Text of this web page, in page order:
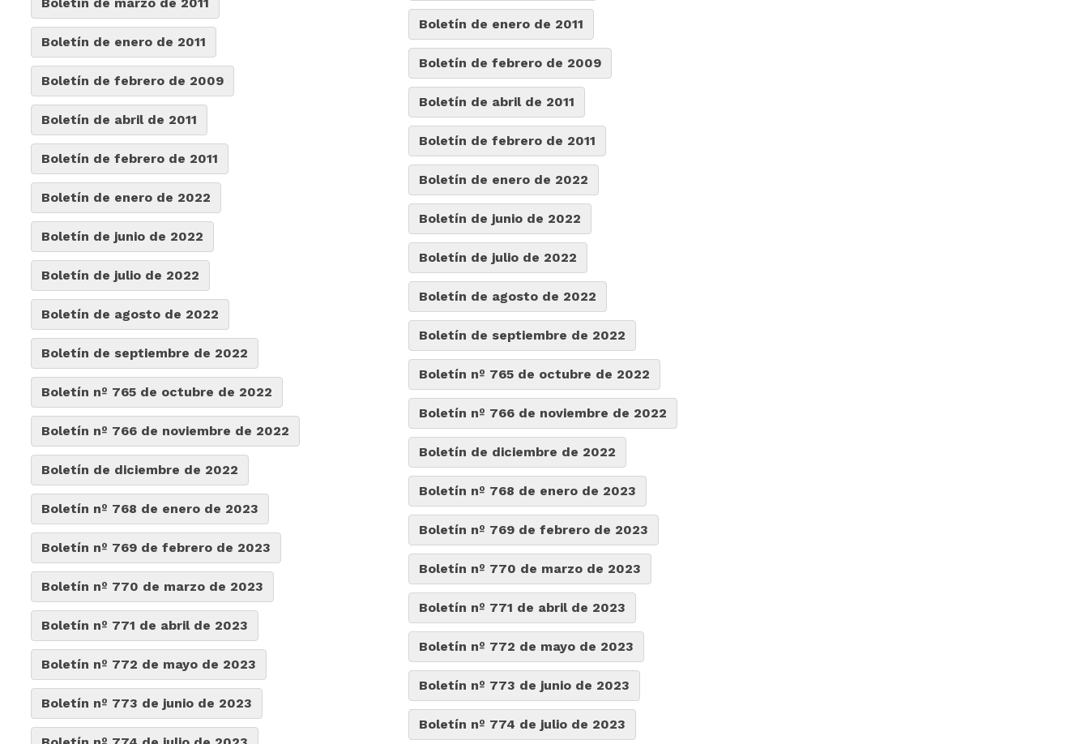
Boletín de enero de 2011
Boletín de febrero de 2009
Boletín de abril de 2011
Boletín de febrero de 2011
Boletín de enero de 2022
Boletín de junio de 2022
Boletín de julio de 2022
Boletín de agosto de 2022
Boletín de septiembre de 2022
Boletín nº 765 de octubre de 2022
Boletín nº 766 de noviembre de 2022
Boletín de diciembre de 2022
Boletín nº 768 de enero de 2023
Boletín nº 769 de febrero de 2023
Boletín nº 770 de marzo de 2023
Boletín nº 771 de abril de 2023
Boletín nº 772 de mayo de 2023
Boletín nº 773 de junio de 2023
Boletín de enero de 2011
Boletín de febrero de 2009
Boletín de abril de 2011
Boletín de febrero de 2011
Boletín de enero de 2022
Boletín de junio de 2022
Boletín de julio de 2022
Boletín de agosto de 2022
Boletín de septiembre de 2022
Boletín nº 765 de octubre de 2022
Boletín nº 766 de noviembre de 2022
Boletín de diciembre de 2022
Boletín nº 768 de enero de 2023
Boletín nº 769 de febrero de 2023
Boletín nº 770 de marzo de 2023
Boletín nº 771 de abril de 2023
Boletín nº 772 de mayo de 2023
Boletín nº 773 de junio de 2023
Boletín nº 774 de julio de 2023